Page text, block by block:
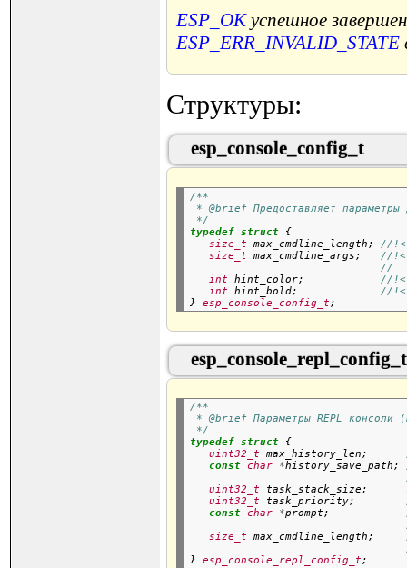
ESP_OKуспешное
ESP_ERR_INVALID_STATE
Структуры:
esp_console_config_t
/**
* @brief Предоставляет параметры
*/
typedef
struct {
size_t
max_cmdline_length; //!<
size_t
max_cmdline_args; //!<
//
int
hint_color; //!<
int
hint_bold; //!<
} esp_console_config_t
esp_console_repl_config_t
/**
* @brief Параметры REPL
*/
typedef struct {
uint32_t
max_history_len;
const char *history_save_path;
uint32_t
task_stack_size;
uint32_t
task_priority;
const char *prompt;
size_t
max_cmdline_length;
} esp_console_repl_config_t